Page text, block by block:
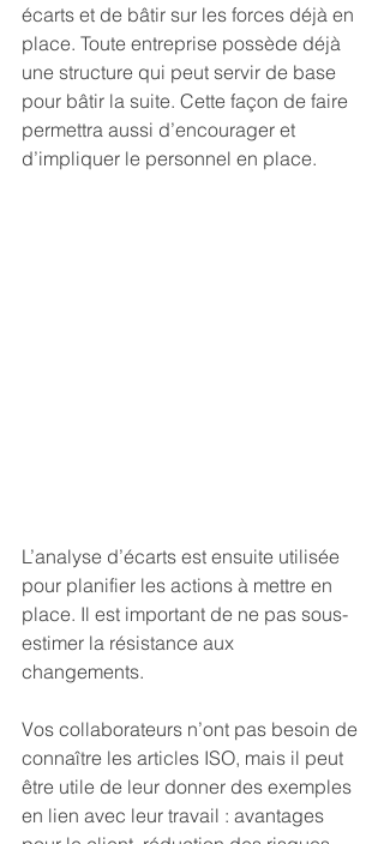
écarts et de bâtir sur les forces déjà en
place. Toute entreprise possède déjà
une structure qui peut servir de base
pour bâtir la suite. Cette façon de faire
permettra aussi d’encourager et
d’impliquer le personnel en place.
L’analyse d’écarts est ensuite utilisée
pour planifier les actions à mettre en
place. Il est important de ne pas sous-
estimer la résistance aux
changements.
Vos collaborateurs n’ont pas besoin de
connaître les articles ISO, mais il peut
être utile de leur donner des exemples
en lien avec leur travail : avantages